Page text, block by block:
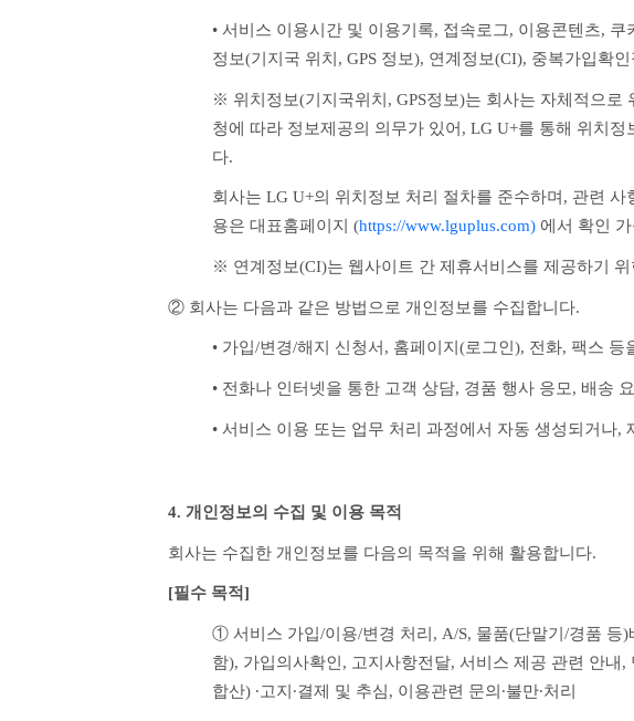
• 서비스 이용시간 및 이용기록, 접속로그, 이용콘텐츠,
정보(기지국 위치, GPS 정보), 연계정보(CI), 중복가입확
※ 위치정보(기지국위치, GPS정보)는 회사는 자체적으
청에 따라 정보제공의 의무가 있어, LG U+를 통해 위치
다.
회사는 LG U+의 위치정보 처리 절차를 준수하며, 관련
용은 대표홈페이지 (https://www.lguplus.com) 에서 확인
※ 연계정보(CI)는 웹사이트 간 제휴서비스를 제공하기
② 회사는 다음과 같은 방법으로 개인정보를 수집합니다.
• 가입/변경/해지 신청서, 홈페이지(로그인), 전화, 팩스 등
• 전화나 인터넷을 통한 고객 상담, 경품 행사 응모, 배송
• 서비스 이용 또는 업무 처리 과정에서 자동 생성되거나
4. 개인정보의 수집 및 이용 목적
회사는 수집한 개인정보를 다음의 목적을 위해 활용합니다.
[필수 목적]
① 서비스 가입/이용/변경 처리, A/S, 물품(단말기/경품 등
함), 가입의사확인, 고지사항전달, 서비스 제공 관련 안내
합산) ∙고지∙결제 및 추심, 이용관련 문의∙불만∙처리